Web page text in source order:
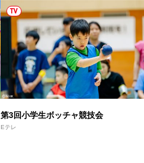
TV
第3回小学生ボッチャ競技会
Eテレ